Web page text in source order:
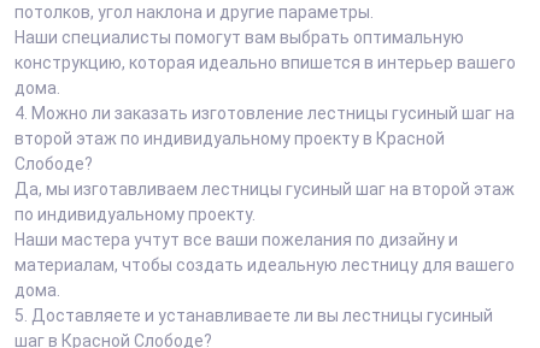
потолков, угол наклона и другие параметры.
Наши специалисты помогут вам выбрать оптимальную
конструкцию, которая идеально впишется в интерьер вашего
дома.
4. Можно ли заказать изготовление лестницы гусиный шаг на
второй этаж по индивидуальному проекту в Красной
Слободе?
Да, мы изготавливаем лестницы гусиный шаг на второй этаж
по индивидуальному проекту.
Наши мастера учтут все ваши пожелания по дизайну и
материалам, чтобы создать идеальную лестницу для вашего
дома.
5. Доставляете и устанавливаете ли вы лестницы гусиный
шаг в Красной Слободе?